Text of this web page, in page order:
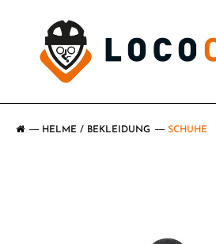
HELME / BEKLEIDUNG SCHUHE